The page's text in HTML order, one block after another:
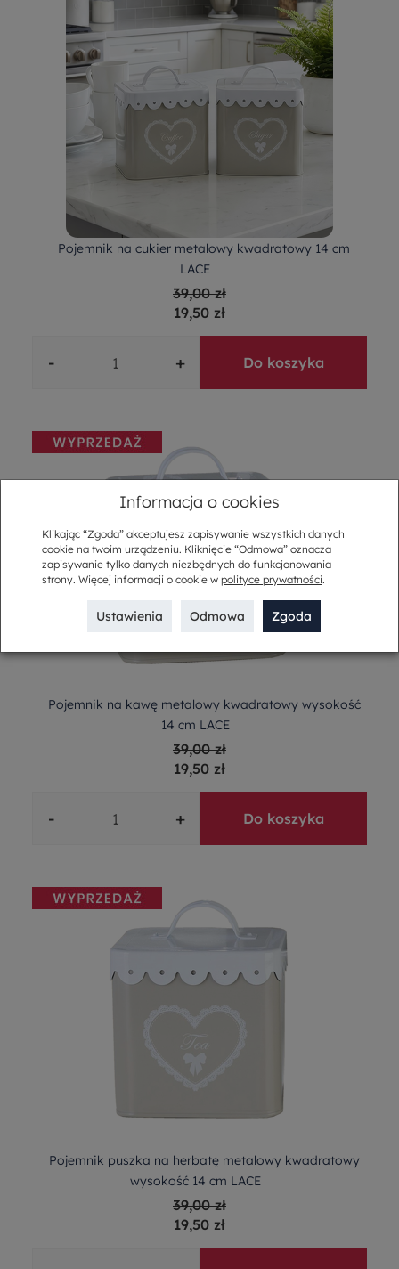
Pojemnik na cukier metalowy kwadratowy 14 cm
LACE
39,00 zł
19,50 zł
- + Do koszyka
Pojemnik na kawę metalowy kwadratowy wysokość
14 cm LACE
39,00 zł
19,50 zł
- + Do koszyka
Pojemnik puszka na herbatę metalowy kwadratowy
wysokość 14 cm LACE
39,00 zł
19,50 zł
Informacja o cookies
Klikając “Zgoda” akceptujesz zapisywanie wszystkich danych
cookie na twoim urządzeniu. Kliknięcie “Odmowa” oznacza
zapisywanie tylko danych niezbędnych do funkcjonowania
strony. Więcej informacji o cookie w polityce prywatności.
Ustawienia Odmowa Zgoda